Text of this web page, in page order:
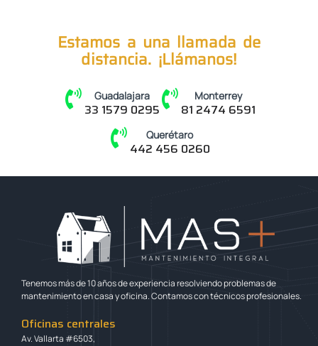
Estamos a una llamada de
distancia. ¡Llámanos!
Guadalajara
33 1579 0295
Monterrey
81 2474 6591
Querétaro
442 456 0260
Tenemos más de 10 años de experiencia resolviendo problemas de
mantenimiento en casa y oficina. Contamos con técnicos profesionales.
Oficinas centrales
Av. Vallarta #6503,